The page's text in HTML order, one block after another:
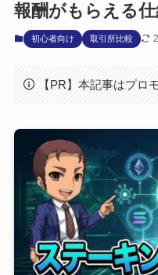
報酬がもらえる
初心者向け 取引所比較
【PR】本記事はプロ